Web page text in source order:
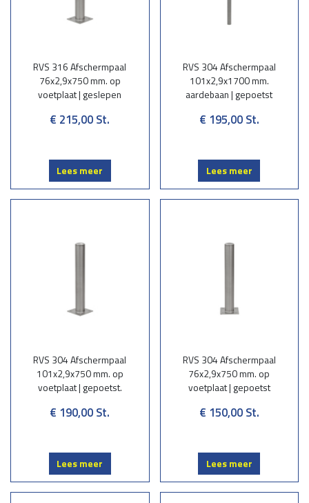
RVS 316 Afschermpaal
76x2,9x750 mm. op
voetplaat | geslepen
€ 215,00 St.
Lees meer
RVS 304 Afschermpaal
101x2,9x1700 mm.
aardebaan | gepoetst
€ 195,00 St.
Lees meer
RVS 304 Afschermpaal
101x2,9x750 mm. op
voetplaat | gepoetst.
€ 190,00 St.
Lees meer
RVS 304 Afschermpaal
76x2,9x750 mm. op
voetplaat | gepoetst
€ 150,00 St.
Lees meer